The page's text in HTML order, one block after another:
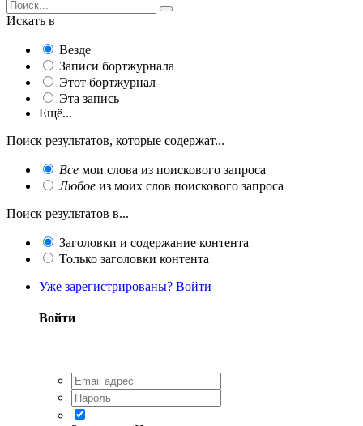
Искать в
Везде
Записи бортжурнала
Этот бортжурнал
Эта запись
Ещё...
Поиск результатов, которые содержат...
Все мои слова из поискового запроса
Любое из моих слов поискового запроса
Поиск результатов в...
Заголовки и содержание контента
Только заголовки контента
Уже зарегистрированы? Войти
Войти